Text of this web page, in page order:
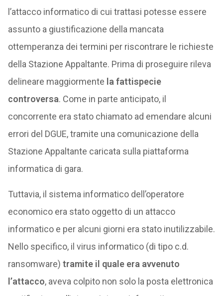
l’attacco informatico di cui trattasi potesse essere
assunto a giustificazione della mancata
ottemperanza dei termini per riscontrare le richieste
della Stazione Appaltante. Prima di proseguire rileva
delineare maggiormente la fattispecie
controversa. Come in parte anticipato, il
concorrente era stato chiamato ad emendare alcuni
errori del DGUE, tramite una comunicazione della
Stazione Appaltante caricata sulla piattaforma
informatica di gara.
Tuttavia, il sistema informatico dell’operatore
economico era stato oggetto di un attacco
informatico e per alcuni giorni era stato inutilizzabile.
Nello specifico, il virus informatico (di tipo c.d.
ransomware) tramite il quale era avvenuto
l’attacco, aveva colpito non solo la posta elettronica